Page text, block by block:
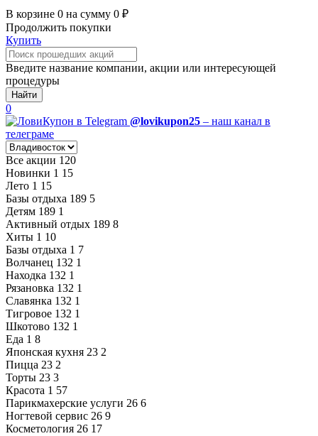
В корзине 0 на сумму 0 ₽
Продолжить покупки
Купить
Введите название компании, акции или интересующей
процедуры
Найти
0
@lovikupon25 – наш канал в
телеграме
Все акции 120
Новинки 1 15
Лето 1 15
Базы отдыха 189 5
Детям 189 1
Активный отдых 189 8
Хиты 1 10
Базы отдыха 1 7
Волчанец 132 1
Находка 132 1
Рязановка 132 1
Славянка 132 1
Тигровое 132 1
Шкотово 132 1
Еда 1 8
Японская кухня 23 2
Пицца 23 2
Торты 23 3
Красота 1 57
Парикмахерские услуги 26 6
Ногтевой сервис 26 9
Косметология 26 17